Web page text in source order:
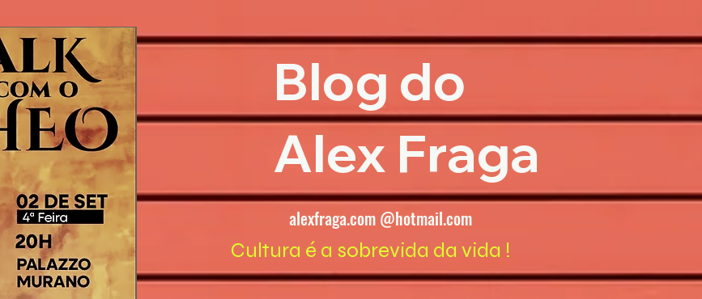
Blog do
Alex Fraga
alexfraga.com @hotmail.com
Cultura é a sobrevida da vida !